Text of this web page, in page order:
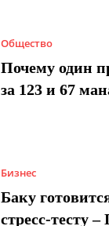
Общество
Почему один
за 123 и 67
Бизнес
Баку
стресс-тесту